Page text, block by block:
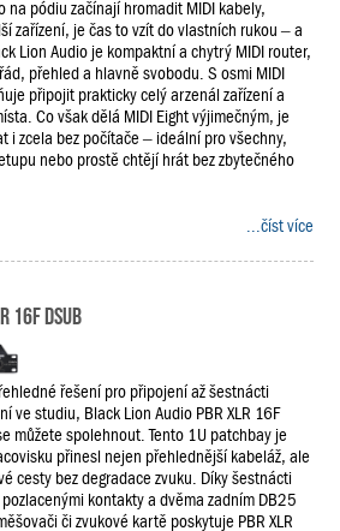
na pódiu začínají hromadit MIDI kabely,
zařízení, je čas to vzít do vlastních rukou – a
Lion Audio je kompaktní a chytrý MIDI router,
přehled a hlavně svobodu. S osmi MIDI
připojit prakticky celý arzenál zařízení a
Co však dělá MIDI Eight výjimečným, je
i zcela bez počítače – ideální pro všechny,
nebo prostě chtějí hrát bez zbytečného
...číst více
16F DSub
řešení pro připojení až šestnácti
ve studiu, Black Lion Audio PBR XLR 16F
můžete spolehnout. Tento 1U patchbay je
přinesl nejen přehlednější kabeláž, ale
cesty bez degradace zvuku. Díky šestnácti
kontakty a dvěma zadním DB25
či zvukové kartě poskytuje PBR XLR